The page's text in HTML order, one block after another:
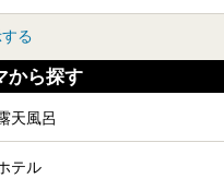
る
から探す
天風呂
テル